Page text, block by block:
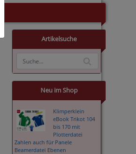
Artikelsuche
Neu im Shop
Klimperklein
eBook Trikot 104
bis 170 mit
Plotterdatei
Zahlen auch für Panele
Beamerdatei Ebenen